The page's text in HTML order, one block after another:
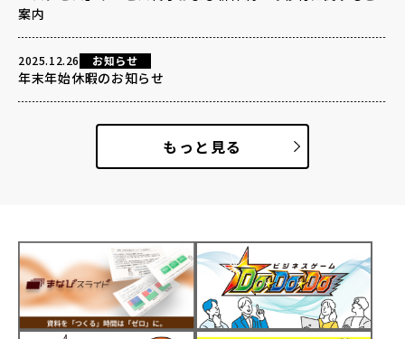
案内
2025.12.26 お知らせ
年末年始休暇のお知らせ
もっと見る